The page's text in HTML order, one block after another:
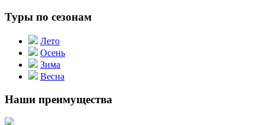
Туры по сезонам
Лето
Осень
Зима
Весна
Наши преимущества